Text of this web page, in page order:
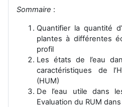
Sommaire :
Quantifier la quantité
plantes à différentes
profil
Les états de l’eau
caractéristiques de
(HUM)
De l’eau utile dans
Evaluation du RUM